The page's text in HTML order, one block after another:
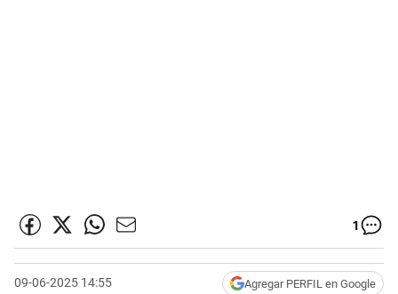
1
09-06-2025 14:55 Agregar PERFIL en Google